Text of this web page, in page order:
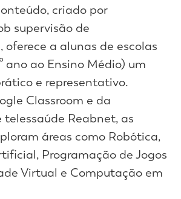
criado por
supervisão de
oferece a alunas de escolas
ano ao Ensino Médio) um
e representativo.
Classroom e da
Reabnet, as
áreas como Robótica,
Programação de Jogos
Virtual e Computação em